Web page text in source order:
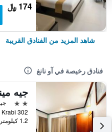
174 ﷼
شاهد المزيد من الفنادق القريبة
فنادق رخيصة في آو نانغ
جيه
2 نجمتين
جيد
1.2 كيلومتر عن وسط المدينة